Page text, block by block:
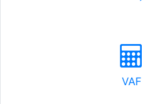
VAF